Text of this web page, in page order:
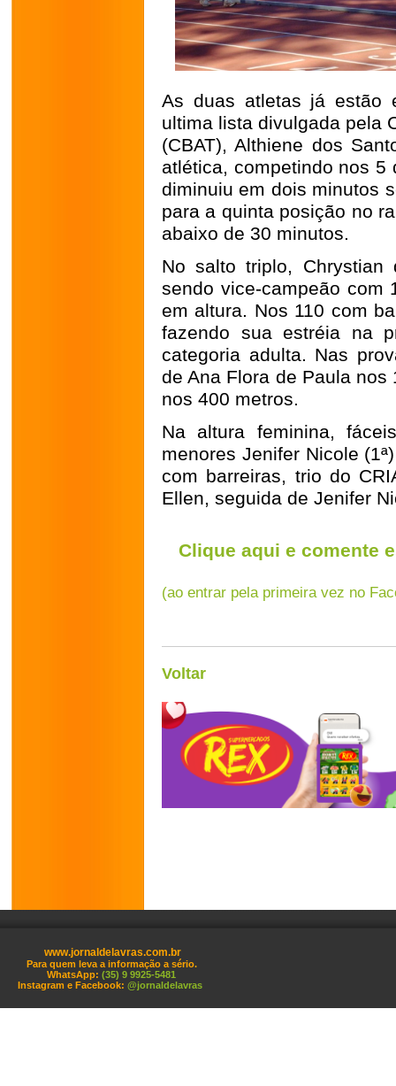
As duas atletas já estão
ultima lista divulgada pela
(CBAT), Althiene dos
atlética, competindo nos 5
diminuiu em dois minutos
para a quinta posição no
abaixo de 30 minutos.
No salto triplo,
sendo vice-campeão com
em altura. Nos 110 com
fazendo sua estréia na
categoria adulta. Nas
de Ana Flora de Paula
nos 400 metros.
Na altura feminina,
menores Jenifer Nicole
com barreiras, trio do
Ellen, seguida de Jenifer
Clique aqui e comente
(ao entrar pela primeira vez no
Voltar
www.jornaldelavras.com.br
Para quem leva a informação a sério.
WhatsApp: (35) 9 9925-5481
Instagram e Facebook: @jornaldelavras